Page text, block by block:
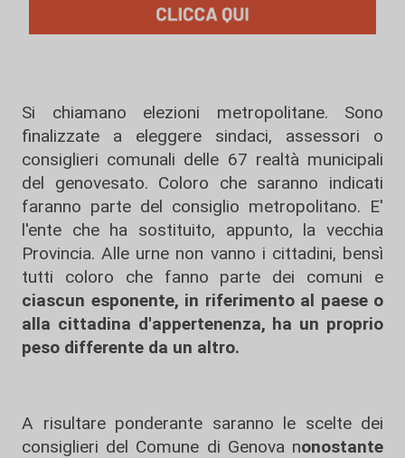
Si chiamano elezioni metropolitane. Sono
finalizzate a eleggere sindaci, assessori o
consiglieri comunali delle 67 realtà municipali
del genovesato. Coloro che saranno indicati
faranno parte del consiglio metropolitano. E'
l'ente che ha sostituito, appunto, la vecchia
Provincia. Alle urne non vanno i cittadini, bensì
tutti coloro che fanno parte dei comuni e
ciascun esponente, in riferimento al paese o
alla cittadina d'appertenenza, ha un proprio
peso differente da un altro.
A risultare ponderante saranno le scelte dei
consiglieri del Comune di Genova nonostante